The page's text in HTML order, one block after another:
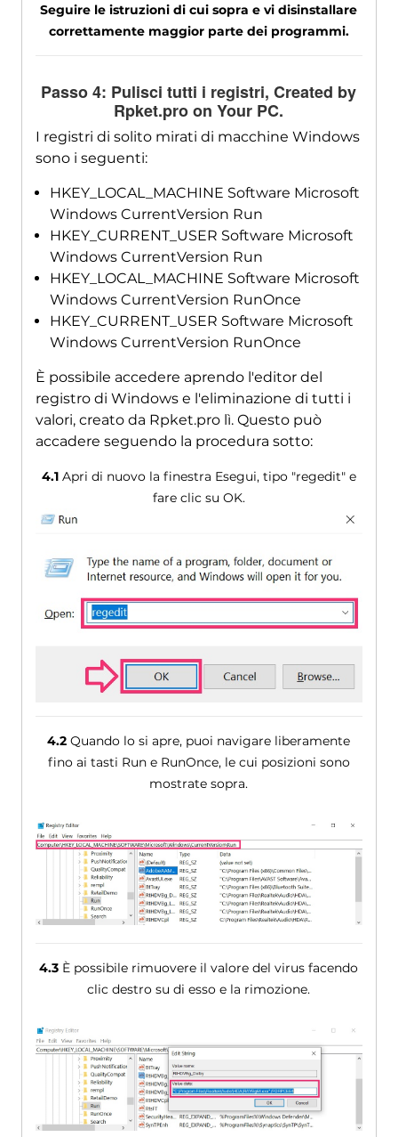
Seguire le istruzioni di cui sopra e vi disinstallare
correttamente maggior parte dei programmi.
Passo 4: Pulisci tutti i registri,Created by
Rpket.pro on Your PC.
I registri di solito mirati di macchine Windows
sono i seguenti:
HKEY_LOCAL_MACHINE Software Microsoft
Windows CurrentVersion Run
HKEY_CURRENT_USER Software Microsoft
Windows CurrentVersion Run
HKEY_LOCAL_MACHINE Software Microsoft
Windows CurrentVersion RunOnce
HKEY_CURRENT_USER Software Microsoft
Windows CurrentVersion RunOnce
È possibile accedere aprendo l'editor del
registro di Windows e l'eliminazione di tutti i
valori, creato da Rpket.pro lì. Questo può
accadere seguendo la procedura sotto:
4.1Apri di nuovo la finestra Esegui, tipo "regedit" e
fare clic su OK.
4.2 Quando lo si apre, puoi navigare liberamente
fino ai tasti Run e RunOnce, le cui posizioni sono
mostrate sopra.
4.3 È possibile rimuovere il valore del virus facendo
clic destro su di esso e la rimozione.